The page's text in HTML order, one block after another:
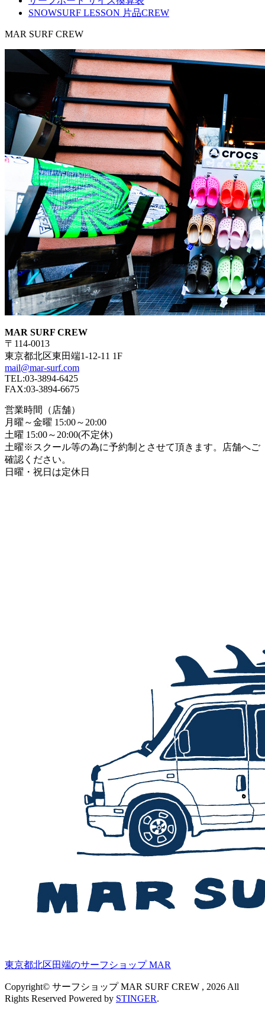
SNOWSURF LESSON 片品CREW
MAR SURF CREW
MAR SURF CREW
〒114-0013
東京都北区東田端1-12-11 1F
mail@mar-surf.com
TEL:03-3894-6425
FAX:03-3894-6675
営業時間（店舗）
月曜～金曜 15:00～20:00
土曜 15:00～20:00(不定休)
土曜※スクール等の為に予約制とさせて頂きます。店舗へご
確認ください。
日曜・祝日は定休日
東京都北区田端のサーフショップ MAR
Copyright© サーフショップ MAR SURF CREW , 2026 All
Rights Reserved Powered by STINGER.